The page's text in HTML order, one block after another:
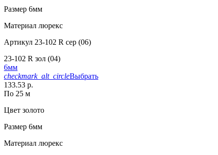
Размер 6мм
Материал люрекс
Артикул 23-102 R сер (06)
23-102 R зол (04)
6мм
checkmark_alt_circleВыбрать
133.53 р.
По 25 м
Цвет золото
Размер 6мм
Материал люрекс